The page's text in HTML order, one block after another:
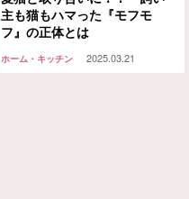
主も猫もハマった『モフモ
フ』の正体とは
ホーム・キッチン 2025.03.21